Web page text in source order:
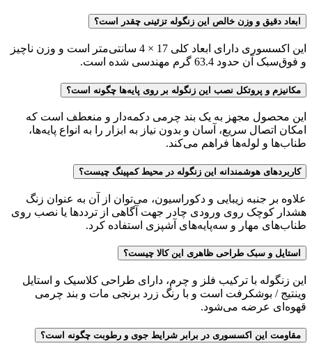
ابعاد دقیق و وزن خالص این زنگوله تزئینی چقدر است؟
این اکسسوری دارای ابعاد کلی 17 × 4 سانتی‌متر است و وزن ناچیز
و فوق‌سبک آن حدود 63.4 گرم مهندسی شده است.
مکانیزم و پروتکل نصب این زنگوله بر روی پایه‌ها چگونه است؟
این محصول مجهز به یک بند چرمی دکمه‌دار و منعطف است که
امکان اتصال سریع، آسان و بدون نیاز به ابزار را به انواع پایه‌ها،
طناب‌ها و لوله‌ها فراهم می‌کند.
کاربردهای هوشمندانه این زنگوله در محیط کمپینگ چیست؟
علاوه بر جنبه زیبایی و دکوراسیون، می‌توان از آن به عنوان زنگ
هشدار کوچک روی ورودی چادر جهت آگاهی از ترددها یا نصب روی
طناب‌های مهار و سه‌پایه‌های آشپزی استفاده کرد.
استایل و سبک طراحی ظاهری این کالا چیست؟
این زنگوله با ترکیب فلز و چرم، دارای طراحی کلاسیک و استایل
وینتیج / بوشکرفت است و با رنگ زرد برنجی مات و بند چرمی
قهوه‌ای عرضه می‌شود.
مقاومت این اکسسوری در برابر شرایط جوی و رطوبت چگونه است؟